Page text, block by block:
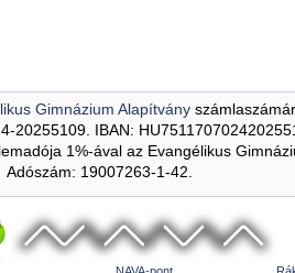
Gimnázium Alapítvány
20255109. IBAN:
1%-ával az Evangélikus
Adószám: 19007263-1-42.